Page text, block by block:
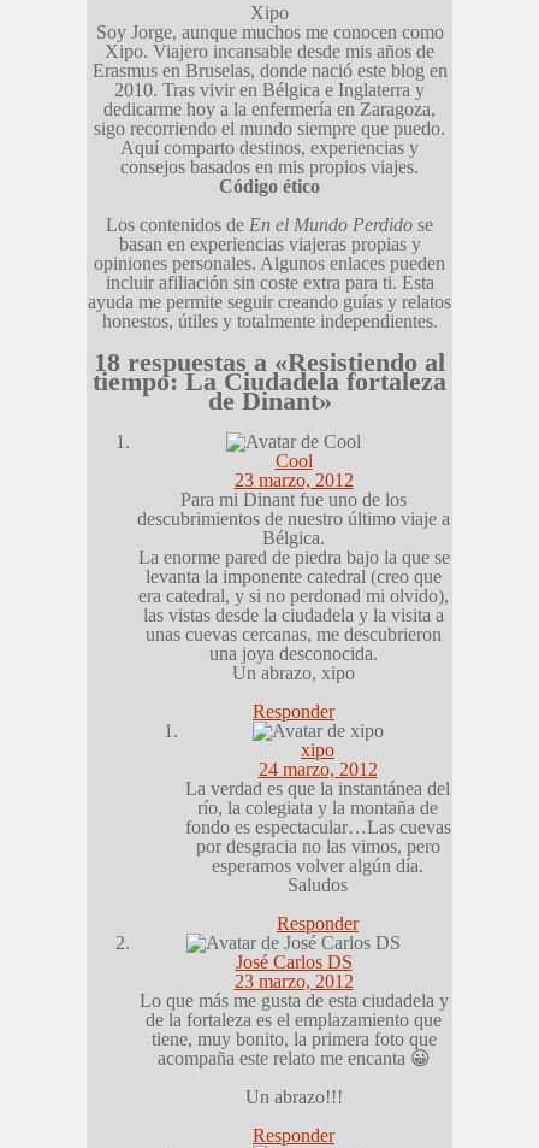
Xipo
Soy Jorge, aunque muchos me conocen como
Xipo. Viajero incansable desde mis años de
Erasmus en Bruselas, donde nació este blog en
2010. Tras vivir en Bélgica e Inglaterra y
dedicarme hoy a la enfermería en Zaragoza,
sigo recorriendo el mundo siempre que puedo.
Aquí comparto destinos, experiencias y
consejos basados en mis propios viajes.
Código ético
Los contenidos de En el Mundo Perdido se
basan en experiencias viajeras propias y
opiniones personales. Algunos enlaces pueden
incluir afiliación sin coste extra para ti. Esta
ayuda me permite seguir creando guías y relatos
honestos, útiles y totalmente independientes.
18 respuestas a «Resistiendo al
tiempo: La Ciudadela fortaleza
de Dinant»
Cool
23 marzo, 2012
Para mi Dinant fue uno de los
descubrimientos de nuestro último viaje a
Bélgica.
La enorme pared de piedra bajo la que se
levanta la imponente catedral (creo que
era catedral, y si no perdonad mi olvido),
las vistas desde la ciudadela y la visita a
unas cuevas cercanas, me descubrieron
una joya desconocida.
Un abrazo, xipo
Responder
xipo
24 marzo, 2012
La verdad es que la instantánea del
río, la colegiata y la montaña de
fondo es espectacular…Las cuevas
por desgracia no las vimos, pero
esperamos volver algún día.
Saludos
Responder
José Carlos DS
23 marzo, 2012
Lo que más me gusta de esta ciudadela y
de la fortaleza es el emplazamiento que
tiene, muy bonito, la primera foto que
acompaña este relato me encanta 😀
Un abrazo!!!
Responder